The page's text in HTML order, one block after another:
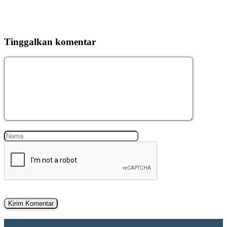
Tinggalkan komentar
Komentar
Nama Surel